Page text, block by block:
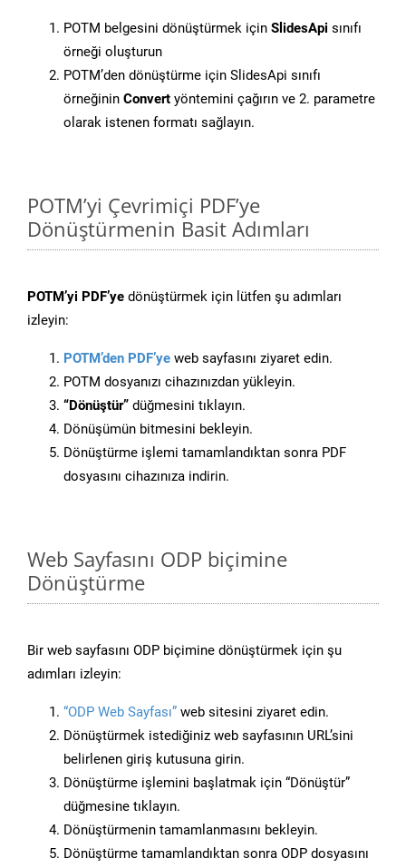
POTM belgesini dönüştürmek için SlidesApi sınıfı
örneği oluşturun
POTM’den dönüştürme için SlidesApi sınıfı
örneğinin Convert yöntemini çağırın ve 2. parametre
olarak istenen formatı sağlayın.
POTM’yi Çevrimiçi PDF’ye
Dönüştürmenin Basit Adımları
POTM’yi PDF’ye dönüştürmek için lütfen şu adımları
izleyin:
POTM’den PDF’ye web sayfasını ziyaret edin.
POTM dosyanızı cihazınızdan yükleyin.
“Dönüştür” düğmesini tıklayın.
Dönüşümün bitmesini bekleyin.
Dönüştürme işlemi tamamlandıktan sonra PDF
dosyasını cihazınıza indirin.
Web Sayfasını ODP biçimine
Dönüştürme
Bir web sayfasını ODP biçimine dönüştürmek için şu
adımları izleyin:
“ODP Web Sayfası” web sitesini ziyaret edin.
Dönüştürmek istediğiniz web sayfasının URL’sini
belirlenen giriş kutusuna girin.
Dönüştürme işlemini başlatmak için “Dönüştür”
düğmesine tıklayın.
Dönüştürmenin tamamlanmasını bekleyin.
Dönüştürme tamamlandıktan sonra ODP dosyasını